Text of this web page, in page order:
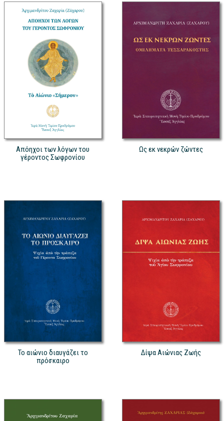
Απόηχοι των λόγων του
γέροντος Σωφρονίου
Ως εκ νεκρών ζώντες
Το αιώνιο διαυγάζει το
πρόσκαιρο
Δίψα Αιώνιας Ζωής